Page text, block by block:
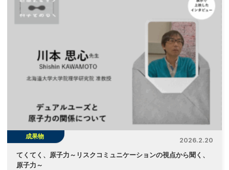
成果物
2026.2.20
てくてく、原子力～リスクコミュニケーションの視点から聞く、
原子力～